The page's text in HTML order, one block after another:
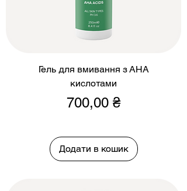
Гель для вмивання з АНА
кислотами
Ціна
700,00 ₴
Додати в кошик